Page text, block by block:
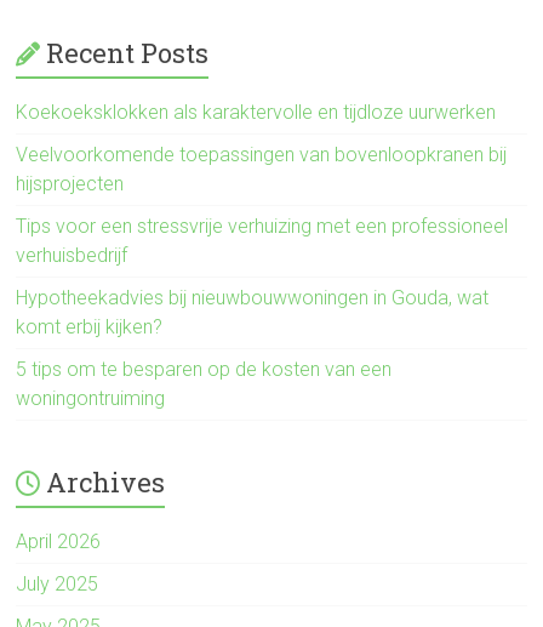
Recent Posts
Koekoeksklokken als karaktervolle en tijdloze uurwerken
Veelvoorkomende toepassingen van bovenloopkranen bij
hijsprojecten
Tips voor een stressvrije verhuizing met een professioneel
verhuisbedrijf
Hypotheekadvies bij nieuwbouwwoningen in Gouda, wat
komt erbij kijken?
5 tips om te besparen op de kosten van een
woningontruiming
Archives
April 2026
July 2025